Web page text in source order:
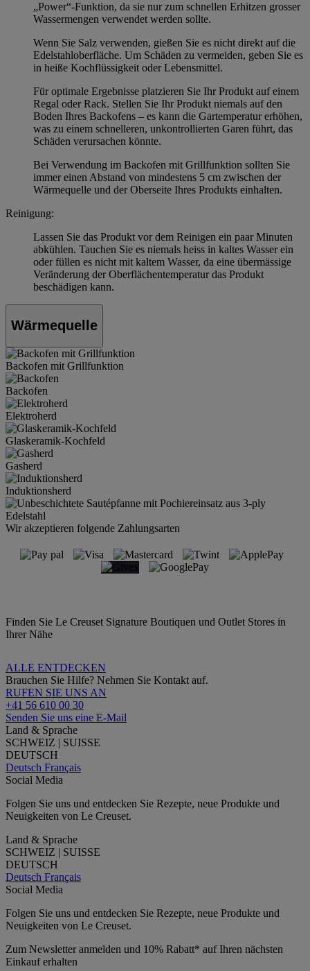
„Power“-Funktion, da sie nur zum schnellen Erhitzen grosser
Wassermengen verwendet werden sollte.
Wenn Sie Salz verwenden, gießen Sie es nicht direkt auf die
Edelstahloberfläche. Um Schäden zu vermeiden, geben Sie es
in heiße Kochflüssigkeit oder Lebensmittel.
Für optimale Ergebnisse platzieren Sie Ihr Produkt auf einem
Regal oder Rack. Stellen Sie Ihr Produkt niemals auf den
Boden Ihres Backofens – es kann die Gartemperatur erhöhen,
was zu einem schnelleren, unkontrollierten Garen führt, das
Schäden verursachen könnte.
Bei Verwendung im Backofen mit Grillfunktion sollten Sie
immer einen Abstand von mindestens 5 cm zwischen der
Wärmequelle und der Oberseite Ihres Produkts einhalten.
Reinigung:
Lassen Sie das Produkt vor dem Reinigen ein paar Minuten
abkühlen. Tauchen Sie es niemals heiss in kaltes Wasser ein
oder füllen es nicht mit kaltem Wasser, da eine übermässige
Veränderung der Oberflächentemperatur das Produkt
beschädigen kann.
Wärmequelle
Backofen mit Grillfunktion
Backofen
Elektroherd
Glaskeramik-Kochfeld
Gasherd
Induktionsherd
Wir akzeptieren folgende Zahlungsarten
Finden Sie Le Creuset Signature Boutiquen und Outlet Stores in
Ihrer Nähe
ALLE ENTDECKEN
Brauchen Sie Hilfe? Nehmen Sie Kontakt auf.
RUFEN SIE UNS AN
+41 56 610 00 30
Senden Sie uns eine E-Mail
Land & Sprache
SCHWEIZ | SUISSE
DEUTSCH
Deutsch Français
Social Media
Folgen Sie uns und entdecken Sie Rezepte, neue Produkte und
Neuigkeiten von Le Creuset.
Land & Sprache
SCHWEIZ | SUISSE
DEUTSCH
Deutsch Français
Social Media
Folgen Sie uns und entdecken Sie Rezepte, neue Produkte und
Neuigkeiten von Le Creuset.
Zum Newsletter anmelden und 10% Rabatt* auf Ihren nächsten
Einkauf erhalten